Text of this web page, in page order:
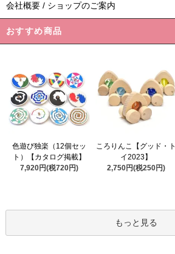
会社概要 / ショップのご案内
おすすめ商品
色遊び独楽（12個セッ
ト）【カタログ掲載】
7,920円(税720円)
ころりんこ【グッド・ト
イ2023】
2,750円(税250円)
もっと見る